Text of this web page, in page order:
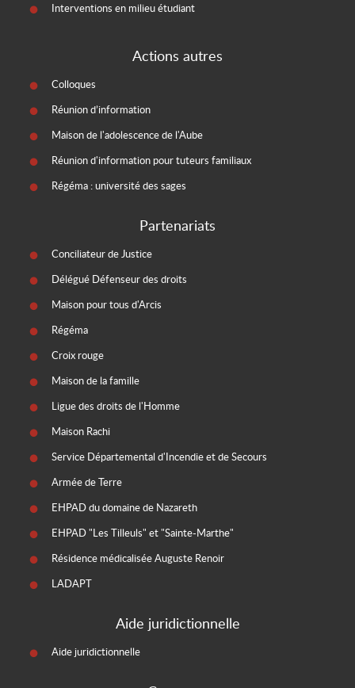
Interventions en milieu étudiant
Actions autres
Colloques
Réunion d’information
Maison de l'adolescence de l'Aube
Réunion d'information pour tuteurs familiaux
Régéma : université des sages
Partenariats
Conciliateur de Justice
Délégué Défenseur des droits
Maison pour tous d'Arcis
Régéma
Croix rouge
Maison de la famille
Ligue des droits de l'Homme
Maison Rachi
Service Départemental d'Incendie et de Secours
Armée de Terre
EHPAD du domaine de Nazareth
EHPAD "Les Tilleuls" et "Sainte-Marthe"
Résidence médicalisée Auguste Renoir
LADAPT
Aide juridictionnelle
Aide juridictionnelle